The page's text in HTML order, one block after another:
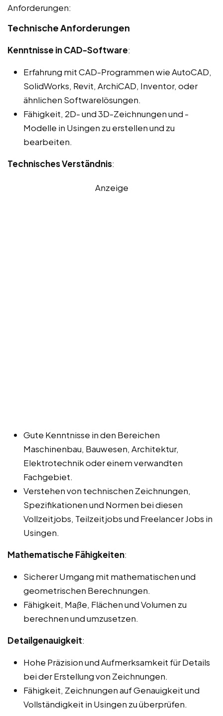
Anforderungen:
Technische Anforderungen
Kenntnisse in CAD-Software:
Erfahrung mit CAD-Programmen wie AutoCAD,
SolidWorks, Revit, ArchiCAD, Inventor, oder
ähnlichen Softwarelösungen.
Fähigkeit, 2D- und 3D-Zeichnungen und -
Modelle in Usingen zu erstellen und zu
bearbeiten.
Technisches Verständnis:
Anzeige
Gute Kenntnisse in den Bereichen
Maschinenbau, Bauwesen, Architektur,
Elektrotechnik oder einem verwandten
Fachgebiet.
Verstehen von technischen Zeichnungen,
Spezifikationen und Normen bei diesen
Vollzeitjobs, Teilzeitjobs und Freelancer Jobs in
Usingen.
Mathematische Fähigkeiten:
Sicherer Umgang mit mathematischen und
geometrischen Berechnungen.
Fähigkeit, Maße, Flächen und Volumen zu
berechnen und umzusetzen.
Detailgenauigkeit:
Hohe Präzision und Aufmerksamkeit für Details
bei der Erstellung von Zeichnungen.
Fähigkeit, Zeichnungen auf Genauigkeit und
Vollständigkeit in Usingen zu überprüfen.